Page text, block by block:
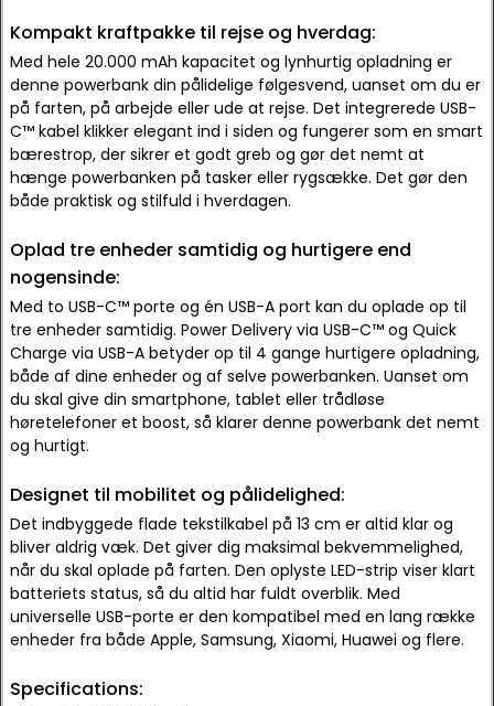
Kompakt kraftpakke til rejse og hverdag:
Med hele 20.000 mAh kapacitet og lynhurtig opladning er
denne powerbank din pålidelige følgesvend, uanset om du er
på farten, på arbejde eller ude at rejse. Det integrerede USB-
C™ kabel klikker elegant ind i siden og fungerer som en smart
bærestrop, der sikrer et godt greb og gør det nemt at
hænge powerbanken på tasker eller rygsække. Det gør den
både praktisk og stilfuld i hverdagen.
Oplad tre enheder samtidig og hurtigere end
nogensinde:
Med to USB-C™ porte og én USB-A port kan du oplade op til
tre enheder samtidig. Power Delivery via USB-C™ og Quick
Charge via USB-A betyder op til 4 gange hurtigere opladning,
både af dine enheder og af selve powerbanken. Uanset om
du skal give din smartphone, tablet eller trådløse
høretelefoner et boost, så klarer denne powerbank det nemt
og hurtigt.
Designet til mobilitet og pålidelighed:
Det indbyggede flade tekstilkabel på 13 cm er altid klar og
bliver aldrig væk. Det giver dig maksimal bekvemmelighed,
når du skal oplade på farten. Den oplyste LED-strip viser klart
batteriets status, så du altid har fuldt overblik. Med
universelle USB-porte er den kompatibel med en lang række
enheder fra både Apple, Samsung, Xiaomi, Huawei og flere.
Specifications: